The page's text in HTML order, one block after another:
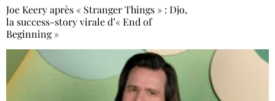
Joe Keery après « Stranger Things » : Djo,
la success-story virale d’« End of
Beginning »